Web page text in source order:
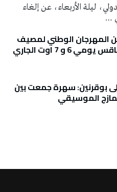
ليلة الأربعاء، عن إلغاء
…
33 من المهرجان الوطني لمصيف
6 و 7 اوت الجاري
بوقرنين: سهرة جمعت بين
الموسيقي